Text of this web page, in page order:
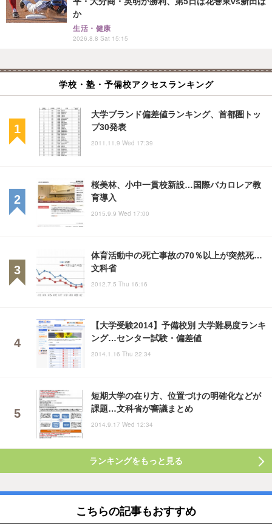
か
生活・健康
2026.8.8 Sat 15:15
学校・塾・予備校アクセスランキング
大学ブランド偏差値ランキング、首都圏トッ
プ30発表
2011.11.9 Wed 17:39
桜美林、小中一貫校新設…国際バカロレア教
育導入
2015.9.9 Wed 17:00
体育活動中の死亡事故の70％以上が突然死…
文科省
2012.7.5 Thu 16:16
【大学受験2014】予備校別 大学難易度ランキ
ング…センター試験・偏差値
2014.1.16 Thu 22:34
短期大学の在り方、位置づけの明確化などが
課題…文科省が審議まとめ
2014.9.17 Wed 12:34
ランキングをもっと見る
こちらの記事もおすすめ